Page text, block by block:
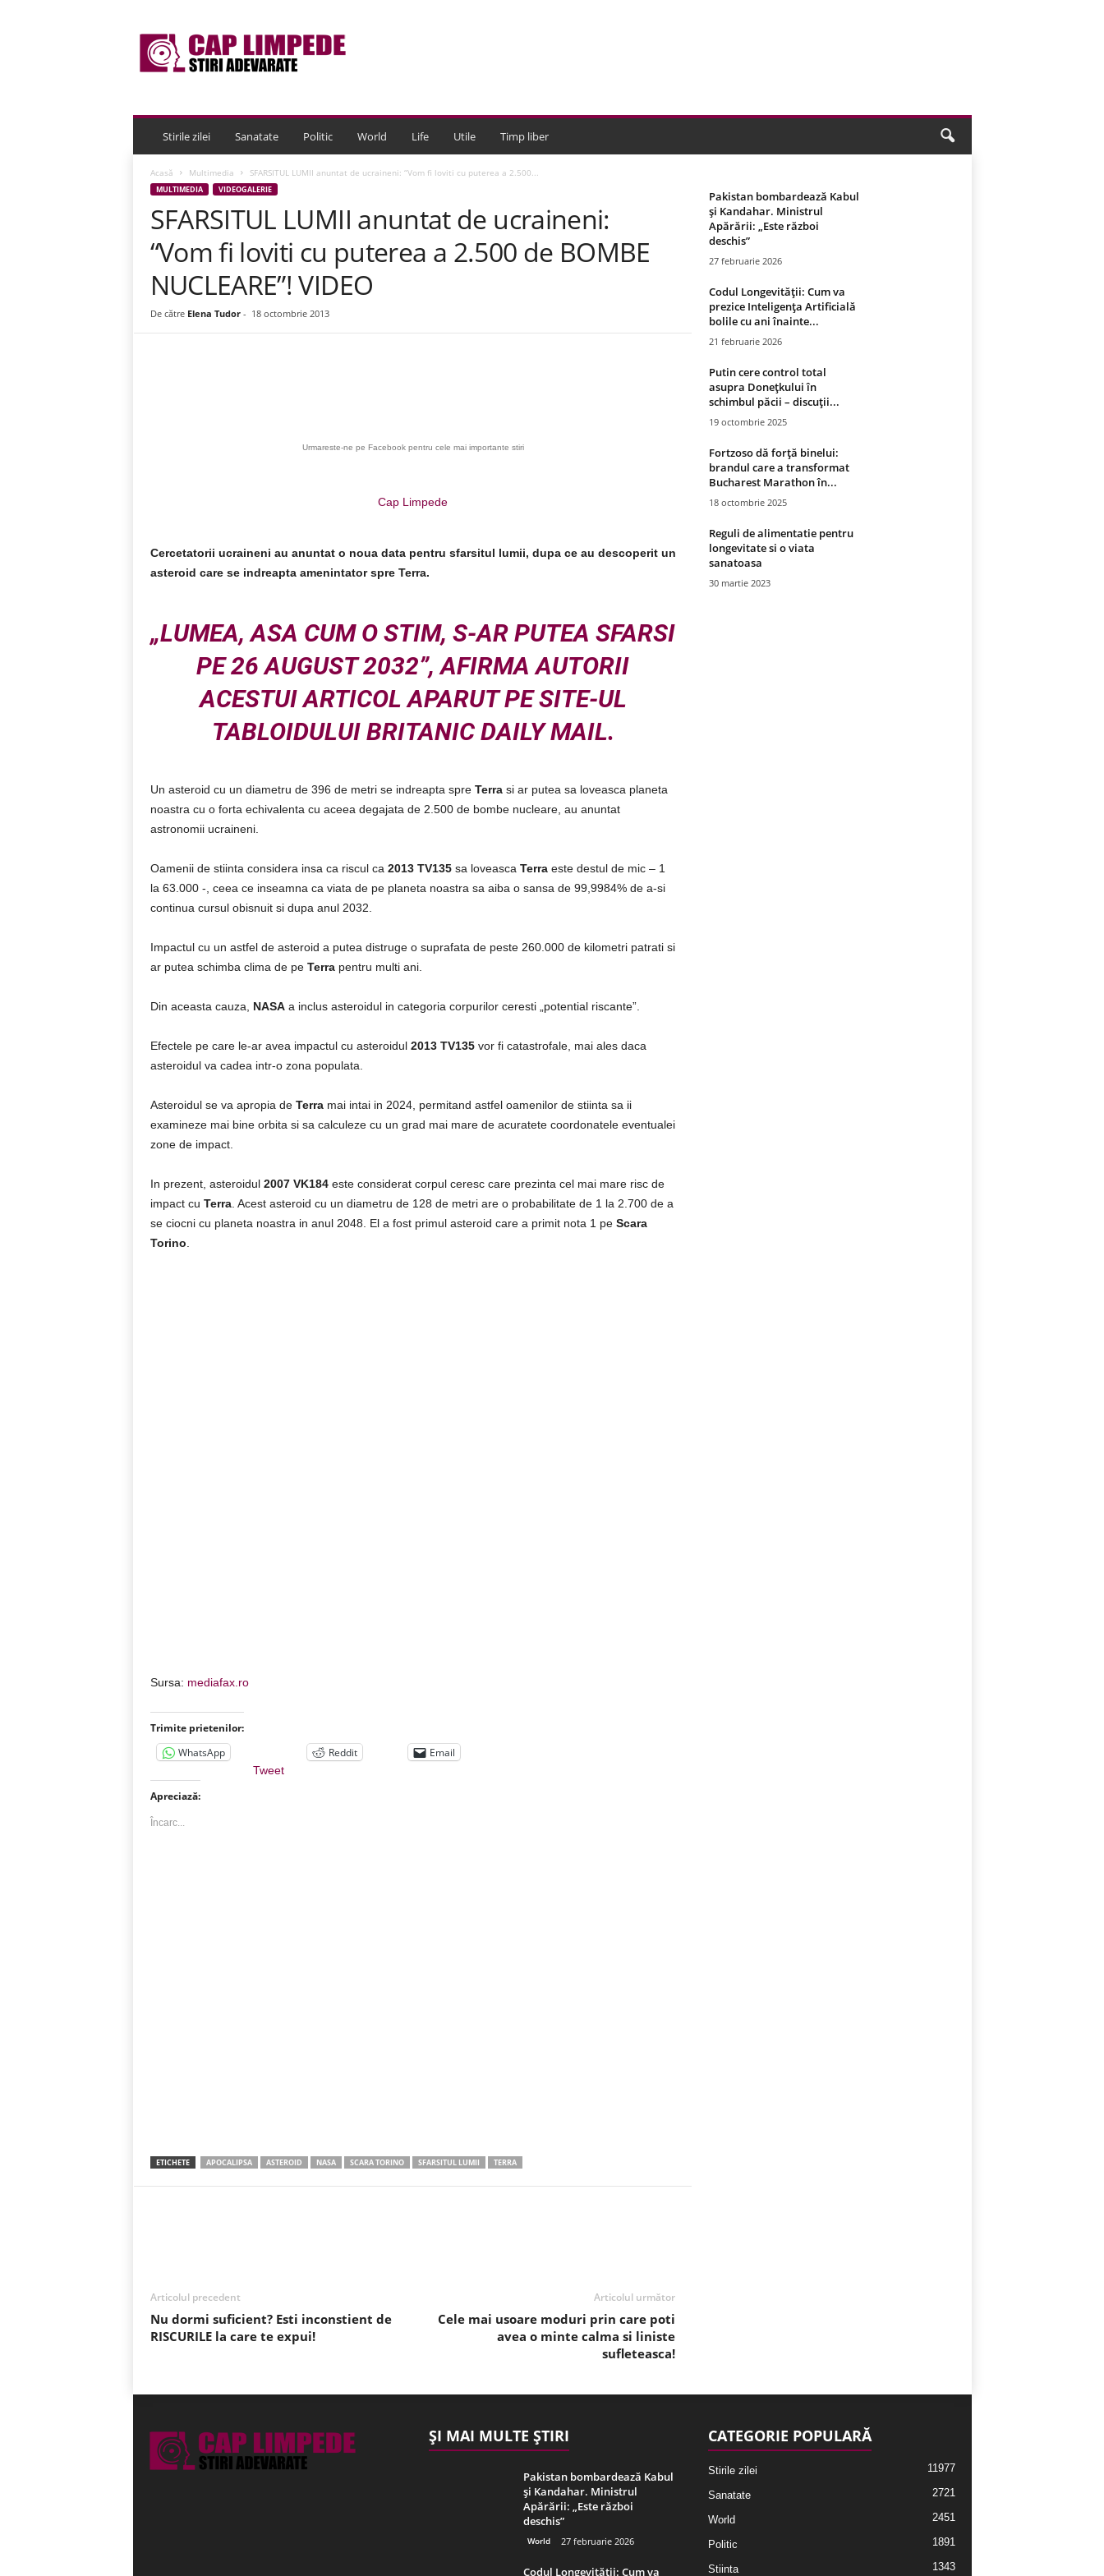
p
d
Stirile zilei Sanatate Politic World Life Utile Timp liber
Acasă Multimedia SFARSITUL LUMII anuntat de ucraineni: “Vom fi loviti cu puterea a 2.500...
MULTIMEDIA VIDEOGALERIE
SFARSITUL LUMII anuntat de ucraineni:
“Vom fi loviti cu puterea a 2.500 de BOMBE
NUCLEARE”! VIDEO
De către Elena Tudor- 18 octombrie 2013
Urmareste-ne pe Facebook pentru cele mai importante stiri
Cap Limpede
Cercetatorii ucraineni au anuntat o noua data pentru sfarsitul lumii, dupa ce au descoperit un
asteroid care se indreapta amenintator spre Terra.
„LUMEA, ASA CUM O STIM, S-AR PUTEA SFARSI
PE 26 AUGUST 2032”, AFIRMA AUTORII
ACESTUI ARTICOL APARUT PE SITE-UL
TABLOIDULUI BRITANIC DAILY MAIL.
Un asteroid cu un diametru de 396 de metri se indreapta spre Terrasi ar putea sa loveasca planeta
noastra cu o forta echivalenta cu aceea degajata de 2.500 de bombe nucleare, au anuntat
astronomii ucraineni.
Oamenii de stiinta considera insa ca riscul ca 2013 TV135sa loveasca Terraeste destul de mic – 1
la 63.000 -, ceea ce inseamna ca viata de pe planeta noastra sa aiba o sansa de 99,9984% de a-si
continua cursul obisnuit si dupa anul 2032.
Impactul cu un astfel de asteroid a putea distruge o suprafata de peste 260.000 de kilometri patrati si
ar putea schimba clima de pe Terrapentru multi ani.
Din aceasta cauza, NASAa inclus asteroidul in categoria corpurilor ceresti „potential riscante”.
Efectele pe care le-ar avea impactul cu asteroidul 2013 TV135vor fi catastrofale, mai ales daca
asteroidul va cadea intr-o zona populata.
Asteroidul se va apropia de Terramai intai in 2024, permitand astfel oamenilor de stiinta sa ii
examineze mai bine orbita si sa calculeze cu un grad mai mare de acuratete coordonatele eventualei
zone de impact.
In prezent, asteroidul 2007 VK184este considerat corpul ceresc care prezinta cel mai mare risc de
impact cu Terra. Acest asteroid cu un diametru de 128 de metri are o probabilitate de 1 la 2.700 de a
se ciocni cu planeta noastra in anul 2048. El a fost primul asteroid care a primit nota 1 pe Scara
Torino
Sursa: mediafax.ro
Trimite prietenilor:
WhatsApp
Tweet
Reddit Email
Apreciază:
Încarc...
ETICHETE APOCALIPSA ASTEROID NASA SCARA TORINO SFARSITUL LUMII TERRA
Articolul precedent
Nu dormi suficient? Esti inconstient de
RISCURILE la care te expui!
Articolul următor
Cele mai usoare moduri prin care poti
avea o minte calma si liniste
sufleteasca!
Pakistan bombardează Kabul
și Kandahar. Ministrul
Apărării: „Este război
deschis”
27 februarie 2026
Codul Longevității: Cum va
prezice Inteligența Artificială
bolile cu ani înainte...
21 februarie 2026
Putin cere control total
asupra Donețkului în
schimbul păcii – discuții...
19 octombrie 2025
Fortzoso dă forță binelui:
brandul care a transformat
Bucharest Marathon în...
18 octombrie 2025
Reguli de alimentatie pentru
longevitate si o viata
sanatoasa
30 martie 2023
ȘI MAI MULTE ȘTIRI
Pakistan bombardează Kabul
și Kandahar. Ministrul
Apărării: „Este război
deschis”
World 27 februarie 2026
Codul Longevității: Cum va
CATEGORIE POPULARĂ
Stirile zilei 11977
Sanatate 2721
World 2451
Politic 1891
Stiinta 1343